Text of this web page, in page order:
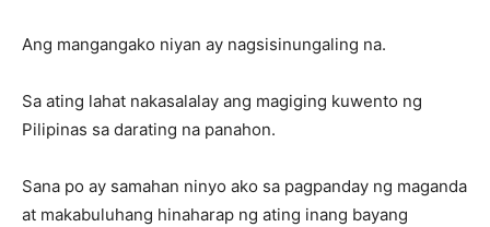
Ang mangangako niyan ay nagsisinungaling na.
Sa ating lahat nakasalalay ang magiging kuwento ng
Pilipinas sa darating na panahon.
Sana po ay samahan ninyo ako sa pagpanday ng maganda
at makabuluhang hinaharap ng ating inang bayang